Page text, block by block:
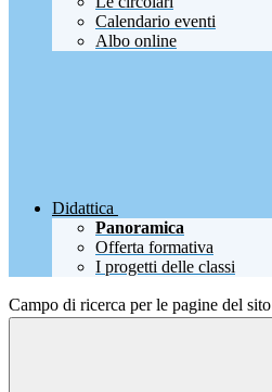
Calendario eventi
Albo online
Didattica
Panoramica
Offerta formativa
I progetti delle classi
Campo di ricerca per le pagine del sito